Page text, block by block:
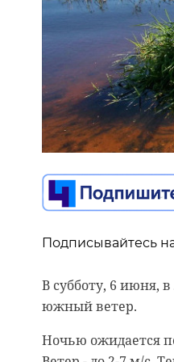
Подписывайтесь
В субботу, 6 июня,
южный ветер.
Ночью ожидается
Подписывайтесь
Участившиеся
введение
Сергеев в рамках